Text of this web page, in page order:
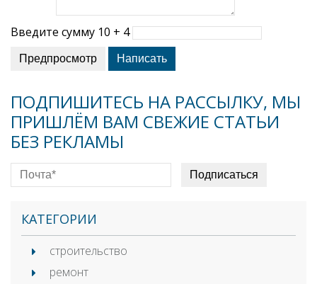
Введите сумму 10 + 4
ПОДПИШИТЕСЬ НА РАССЫЛКУ, МЫ
ПРИШЛЁМ ВАМ СВЕЖИЕ СТАТЬИ
БЕЗ РЕКЛАМЫ
КАТЕГОРИИ
строительство
ремонт